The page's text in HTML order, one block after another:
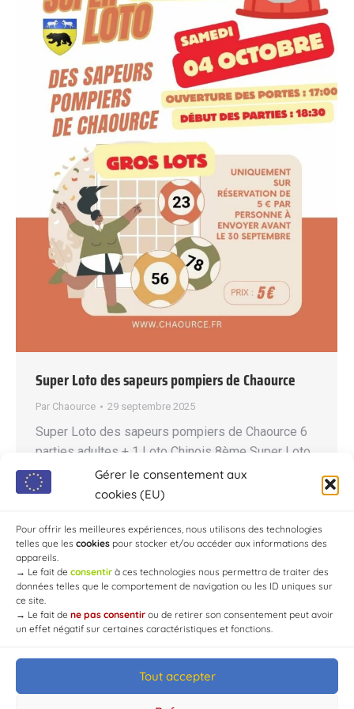
Gérer le consentement aux
cookies (EU)
Pour offrir les meilleures expériences, nous utilisons des technologies
telles que les cookies pour stocker et/ou accéder aux informations des
appareils.
→ Le fait de consentir à ces technologies nous permettra de traiter des
données telles que le comportement de navigation ou les ID uniques sur
ce site.
→ Le fait de ne pas consentir ou de retirer son consentement peut avoir
un effet négatif sur certaines caractéristiques et fonctions.
Tout accepter
Super Loto des sapeurs pompiers de Chaource
Par Chaource 29 septembre 2025
Super Loto des sapeurs pompiers de Chaource 6
parties adultes + 1 Loto Chinois 8ème Super Loto
le Samedi 04 Octobre 2025 Lieu : Au COSEC de
Chaource Ouverture des portes : 17:00 Début des
cartons : 20€ Gros lots : Robot aspirateur…
© Mairie de Chaource [2004-2024] | Tous droits réservés.